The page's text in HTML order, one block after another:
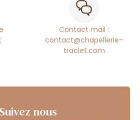
Contact mail :
contact@chapellerie-
traclet.com
Suivez nous